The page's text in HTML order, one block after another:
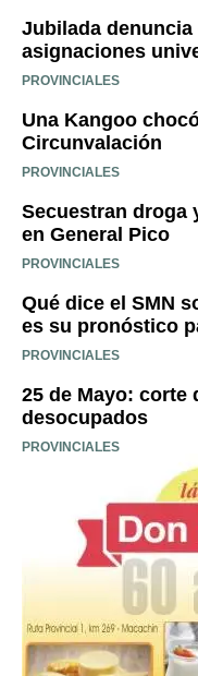
Jubilada denuncia
asignaciones
PROVINCIALES
Una Kangoo
Circunvalación
PROVINCIALES
Secuestran droga
en General Pico
PROVINCIALES
Qué dice el SMN
es su pronóstico
PROVINCIALES
25 de Mayo: corte
desocupados
PROVINCIALES